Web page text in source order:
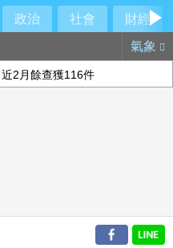
政治 社會
財經
氣象
2月餘查獲116件